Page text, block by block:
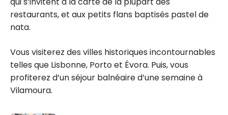
restaurants, et aux petits flans baptisés pastel de
nata.
Vous visiterez des villes historiques incontournables
telles que Lisbonne, Porto et Évora. Puis, vous
profiterez d’un séjour balnéaire d’une semaine à
Vilamoura.